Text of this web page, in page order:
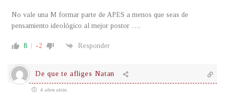
No vale una M formar parte de APES a menos que seas de
pensamiento ideológico al mejor postor ….
8 -2 Responder
De que te afliges Natan
4 años atrás